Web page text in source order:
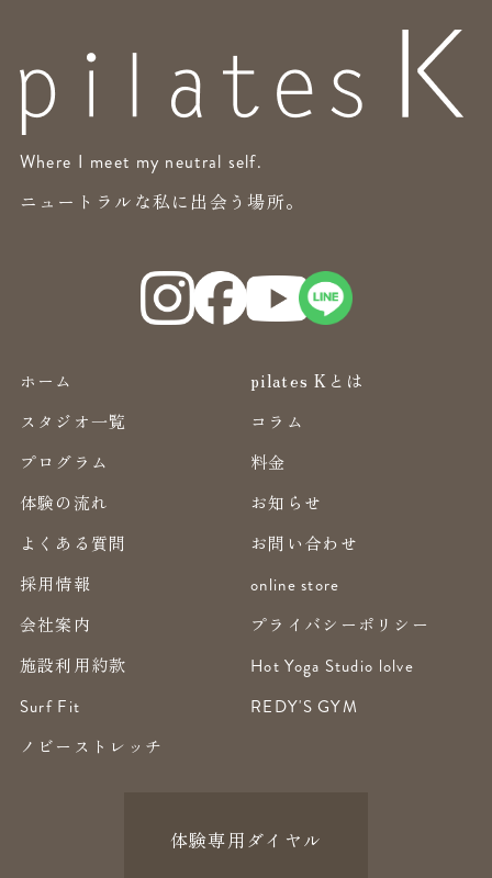
Where I meet my neutral self.
ニュートラルな私に出会う場所。
ホーム
pilates Kとは
スタジオ一覧
コラム
プログラム
料金
体験の流れ
お知らせ
よくある質問
お問い合わせ
採用情報
online store
会社案内
プライバシーポリシー
施設利用約款
Hot Yoga Studio lolve
Surf Fit
REDY'S GYM
ノビーストレッチ
体験専用ダイヤル